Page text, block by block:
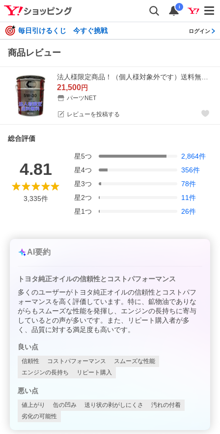
i
毎日引けるくじ 今すぐ挑戦 ログイン
商品レビュー
21,500円
パーツNET
レビューを投稿する
総合評価
4.81
3,335件
星5つ 2,864件
星4つ 356件
星3つ 78件
星2つ 11件
星1つ 26件
AI要約
トヨタ純正オイルの信頼性とコストパフォーマンス
多くのユーザーがトヨタ純正オイルの信頼性とコストパフ
ォーマンスを高く評価しています。特に、鉱物油でありな
がらもスムーズな性能を発揮し、エンジンの長持ちに寄与
しているとの声が多いです。また、リピート購入者が多
く、品質に対する満足度も高いです。
良い点
信頼性 コストパフォーマンス
スムーズな性能
エンジンの長持ち
リピート購入
悪い点
値上がり 缶の凹み 送り状の剥がしにくさ
汚れの付着
劣化の可能性